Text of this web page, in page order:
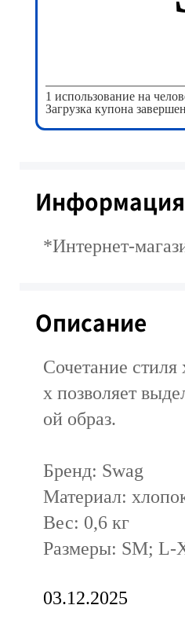
1 использование на
Загрузка купона
Информация
*Интернет-
Описание
Сочетание стиля
х позволяет
ой образ.
Бренд: Swag
Материал:
Вес: 0,6 кг
Размеры: SM;
03.12.2025